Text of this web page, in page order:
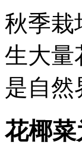
秋季栽
生大量
是自然
花椰菜